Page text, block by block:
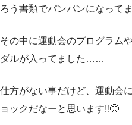
ろう書類でパンパンになってま
その中に運動会のプログラム
ダルが入ってました……
仕方がない事だけど、運動会
ョックだなーと思います‼️🥺